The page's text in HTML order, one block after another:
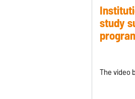
study
The video